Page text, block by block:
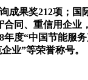
果奖212项；
同、重信用企
度“中国节能服
业”等荣誉称号。